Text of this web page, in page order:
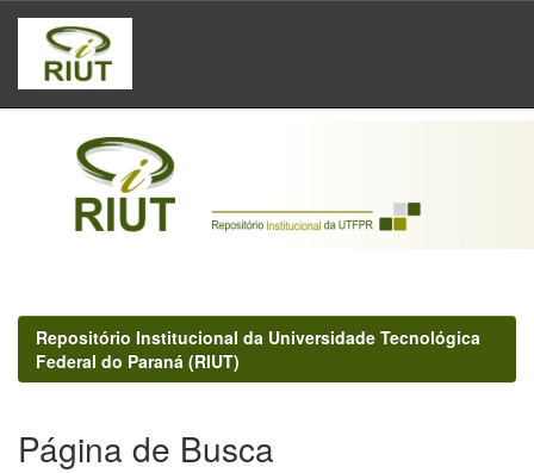
Skip
navigation
Repositório Institucional da Universidade Tecnológica
Federal do Paraná (RIUT)
Página de Busca